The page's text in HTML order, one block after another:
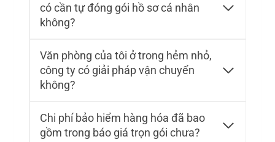
có cần tự đóng gói hồ sơ cá nhân
không?
Văn phòng của tôi ở trong hẻm nhỏ,
công ty có giải pháp vận chuyển
không?
Chi phí bảo hiểm hàng hóa đã bao
gồm trong báo giá trọn gói chưa?